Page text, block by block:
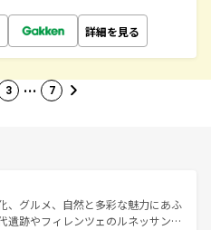
詳細を見る
3 … 7
、グルメ、自然と多彩な魅力にあふ
遺跡やフィレンツェのルネッサンス